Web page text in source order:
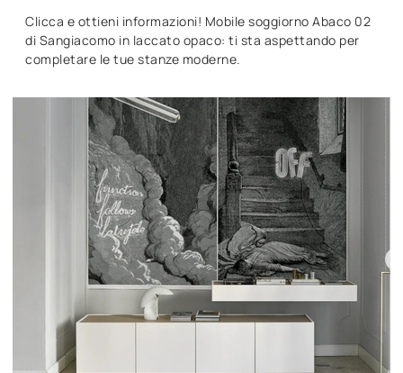
Clicca e ottieni informazioni! Mobile soggiorno Abaco 02
di Sangiacomo in laccato opaco: ti sta aspettando per
completare le tue stanze moderne.